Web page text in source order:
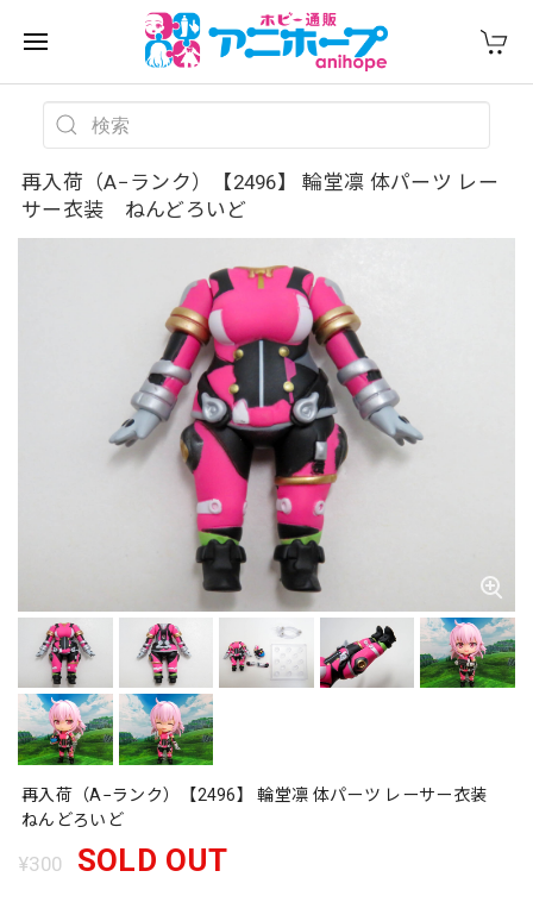
再入荷（A−ランク）【2496】 輪堂凛 体パーツ レー
サー衣装 ねんどろいど
再入荷（A−ランク）【2496】 輪堂凛 体パーツ レーサー衣装
ねんどろいど
¥300 SOLD OUT